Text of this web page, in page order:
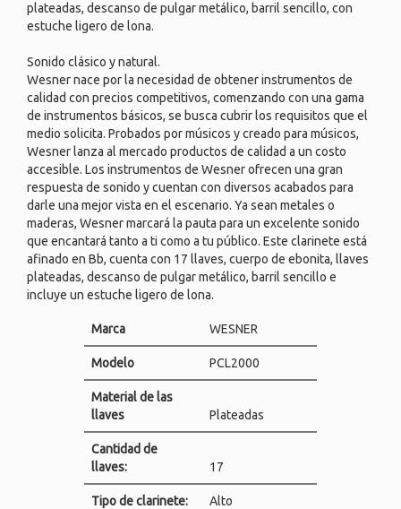
plateadas, descanso de pulgar metálico, barril sencillo, con
estuche ligero de lona.
Sonido clásico y natural.
Wesner nace por la necesidad de obtener instrumentos de
calidad con precios competitivos, comenzando con una gama
de instrumentos básicos, se busca cubrir los requisitos que el
medio solicita. Probados por músicos y creado para músicos,
Wesner lanza al mercado productos de calidad a un costo
accesible. Los instrumentos de Wesner ofrecen una gran
respuesta de sonido y cuentan con diversos acabados para
darle una mejor vista en el escenario. Ya sean metales o
maderas, Wesner marcará la pauta para un excelente sonido
que encantará tanto a ti como a tu público. Este clarinete está
afinado en Bb, cuenta con 17 llaves, cuerpo de ebonita, llaves
plateadas, descanso de pulgar metálico, barril sencillo e
incluye un estuche ligero de lona.
Marca WESNER
Modelo PCL2000
Material de las
llaves
Plateadas
Cantidad de
llaves:
17
Tipo de clarinete: Alto